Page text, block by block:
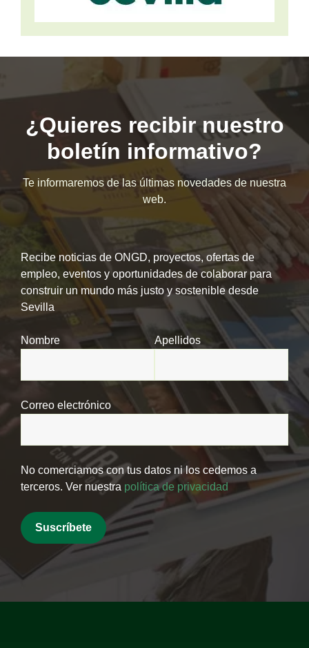
¿Quieres recibir nuestro
boletín informativo?
Te informaremos de las últimas novedades de nuestra
web.
Recibe noticias de ONGD, proyectos, ofertas de
empleo, eventos y oportunidades de colaborar para
construir un mundo más justo y sostenible desde
Sevilla
Nombre Apellidos
Correo electrónico
No comerciamos con tus datos ni los cedemos a
terceros. Ver nuestra política de privacidad